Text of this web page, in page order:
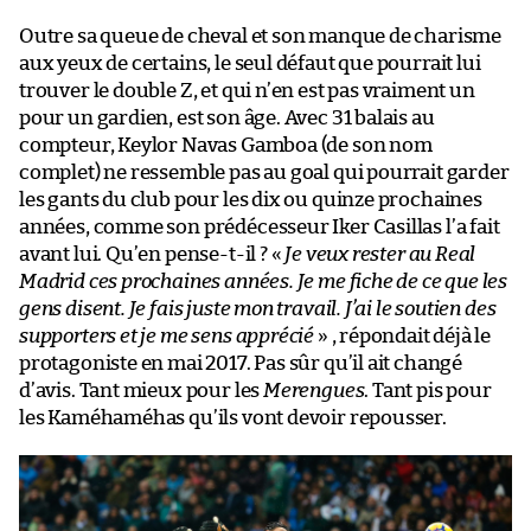
Outre sa queue de cheval et son manque de charisme
aux yeux de certains, le seul défaut que pourrait lui
trouver le double Z, et qui n’en est pas vraiment un
pour un gardien, est son âge. Avec 31 balais au
compteur, Keylor Navas Gamboa (de son nom
complet) ne ressemble pas au goal qui pourrait garder
les gants du club pour les dix ou quinze prochaines
années, comme son prédécesseur Iker Casillas l’a fait
avant lui. Qu’en pense-t-il ? « Je veux rester au Real
Madrid ces prochaines années. Je me fiche de ce que les
gens disent. Je fais juste mon travail. J’ai le soutien des
supporters et je me sens apprécié » , répondait déjà le
protagoniste en mai 2017. Pas sûr qu’il ait changé
d’avis. Tant mieux pour les Merengues. Tant pis pour
les Kaméhaméhas qu’ils vont devoir repousser.